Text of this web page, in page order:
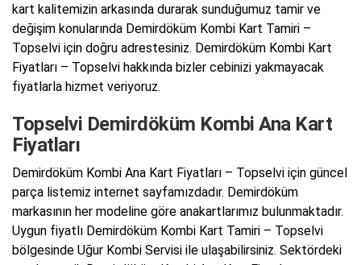
kart kalitemizin arkasında durarak sunduğumuz tamir ve
değişim konularında Demirdöküm Kombi Kart Tamiri –
Topselvi için doğru adrestesiniz. Demirdöküm Kombi Kart
Fiyatları – Topselvi hakkında bizler cebinizi yakmayacak
fiyatlarla hizmet veriyoruz.
Topselvi Demirdöküm Kombi Ana Kart
Fiyatları
Demirdöküm Kombi Ana Kart Fiyatları – Topselvi için güncel
parça listemiz internet sayfamızdadır. Demirdöküm
markasının her modeline göre anakartlarımız bulunmaktadır.
Uygun fiyatlı Demirdöküm Kombi Kart Tamiri – Topselvi
bölgesinde Uğur Kombi Servisi ile ulaşabilirsiniz. Sektördeki